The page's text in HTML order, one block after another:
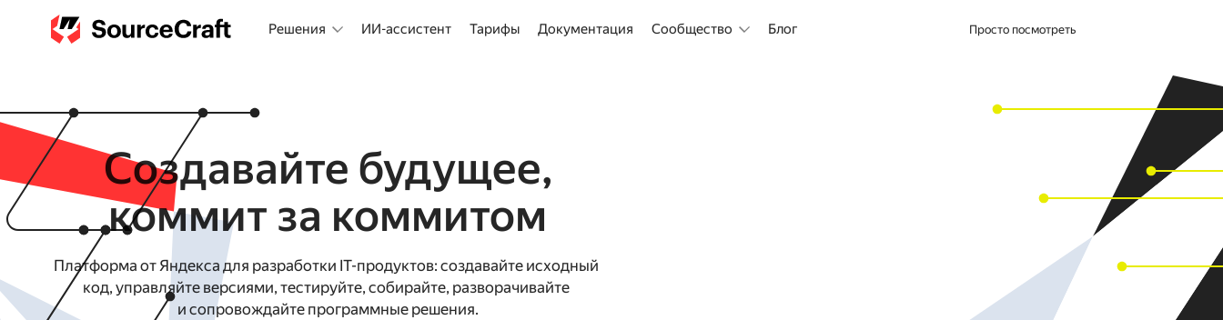
Решения ИИ-ассистент Тарифы Документация Сообщество Блог Просто посмотреть
Создавайте будущее,
коммит за коммитом
Платформа от Яндекса для разработки IT-продуктов: создавайте исходный
код, управляйте версиями, тестируйте, собирайте, разворачивайте
и сопровождайте программные решения.